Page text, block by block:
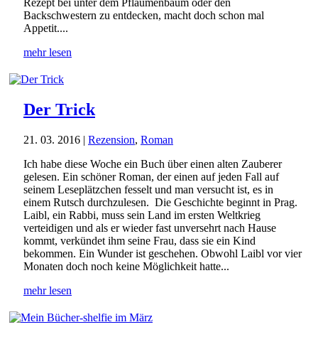
Backschwestern zu entdecken, macht doch schon mal
Appetit....
mehr lesen
Der Trick
21. 03. 2016 | Rezension, Roman
Ich habe diese Woche ein Buch über einen alten Zauberer
gelesen. Ein schöner Roman, der einen auf jeden Fall auf
seinem Leseplätzchen fesselt und man versucht ist, es in
einem Rutsch durchzulesen. Die Geschichte beginnt in Prag.
Laibl, ein Rabbi, muss sein Land im ersten Weltkrieg
verteidigen und als er wieder fast unversehrt nach Hause
kommt, verkündet ihm seine Frau, dass sie ein Kind
bekommen. Ein Wunder ist geschehen. Obwohl Laibl vor vier
Monaten doch noch keine Möglichkeit hatte...
mehr lesen